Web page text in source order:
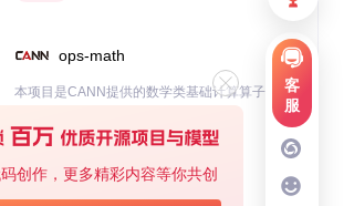
客
服
创作，更多精彩内容等你共创
ops-math
C++
jiuwenswarm